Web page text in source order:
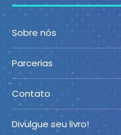
Sobre nós
Parcerias
Contato
Divulgue seu livro!